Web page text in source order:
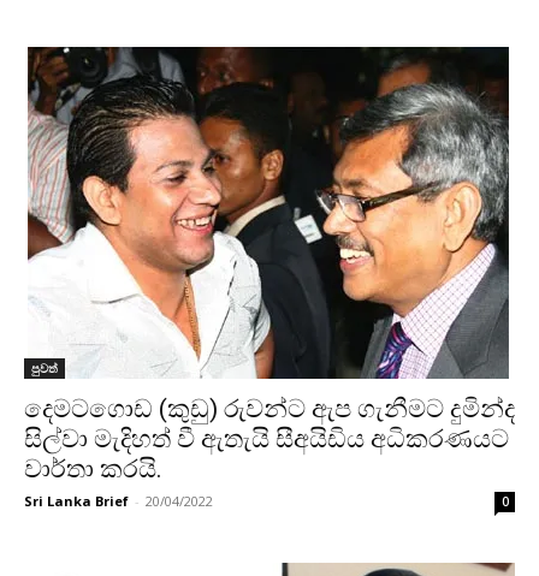
පුවත්
දෙමටගොඩ (කුඩු) රුවන්‌ට ඇප ගැනීමට දුමින්ද
සිල්වා මැදිහත් වී ඇතැයි සීඅයිඩිය අධිකරණයට
වාර්තා කරයි.
Sri Lanka Brief - 20/04/2022 0